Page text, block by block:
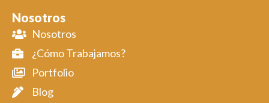
Nosotros
Nosotros
¿Cómo Trabajamos?
Portfolio
Blog